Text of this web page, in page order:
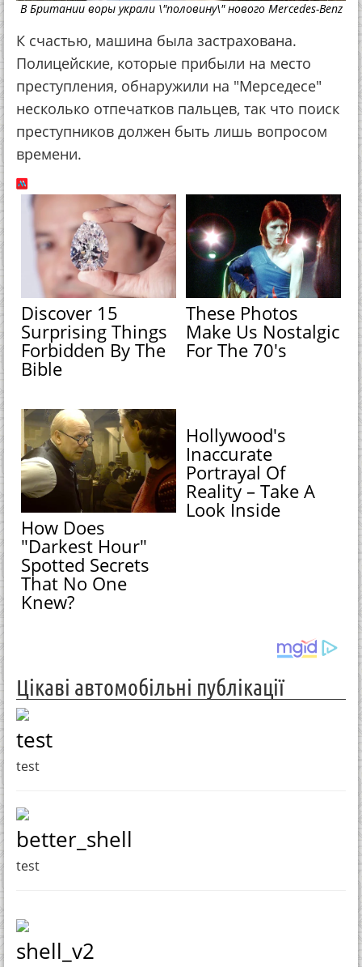
В Британии воры украли \"половину\" нового Mercedes-Benz
К счастью, машина была застрахована.
Полицейские, которые прибыли на место
преступления, обнаружили на "Мерседесе"
несколько отпечатков пальцев, так что поиск
преступников должен быть лишь вопросом
времени.
Discover 15
Surprising Things
Forbidden By The
Bible
These Photos
Make Us Nostalgic
For The 70's
How Does
"Darkest Hour"
Spotted Secrets
That No One
Knew?
Hollywood's
Inaccurate
Portrayal Of
Reality – Take A
Look Inside
Цікаві автомобільні публікації
test
test
better_shell
test
shell_v2